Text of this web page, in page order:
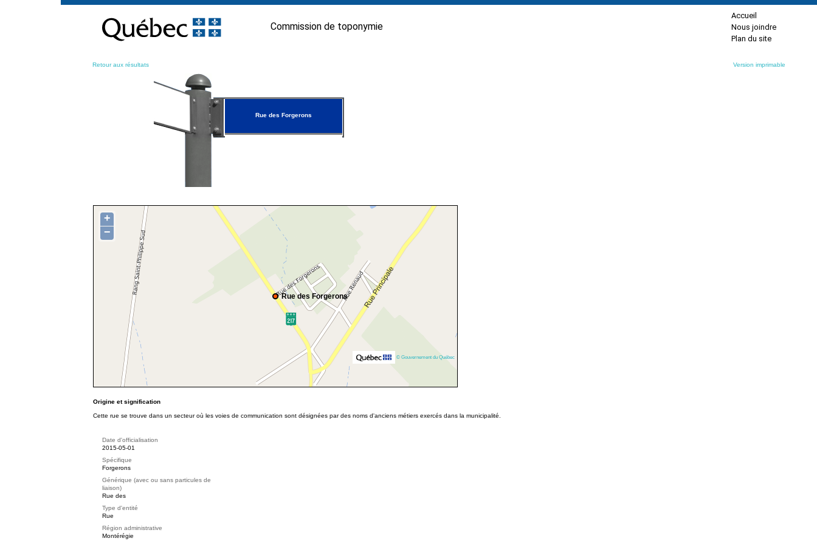
contenu
Commission de toponymie
Accueil
Nous joindre
Plan du site
Retour aux résultats Version imprimable
Rue des Forgerons
Rue des Forgerons
+
−
© Gouvernement du Québec
Origine et signification
Cette rue se trouve dans un secteur où les voies de communication sont désignées par des noms d'anciens métiers exercés dans la municipalité.
Date d'officialisation
2015-05-01
Spécifique
Forgerons
Générique (avec ou sans particules de
liaison)
Rue des
Type d'entité
Rue
Région administrative
Montérégie